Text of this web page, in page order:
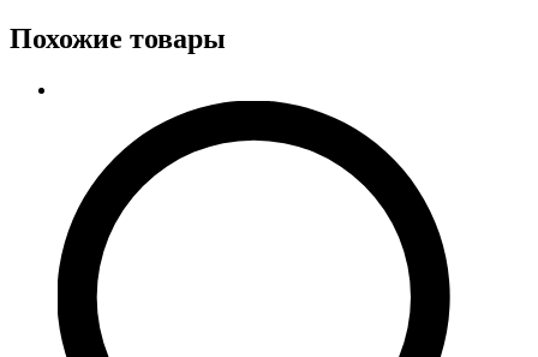
Похожие товары